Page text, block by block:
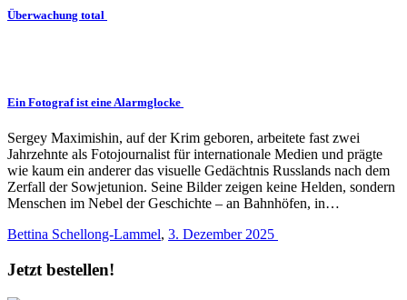
Überwachung total
Ein Fotograf ist eine Alarmglocke
Sergey Maximishin, auf der Krim geboren, arbeitete fast zwei
Jahrzehnte als Fotojournalist für internationale Medien und prägte
wie kaum ein anderer das visuelle Gedächtnis Russlands nach dem
Zerfall der Sowjetunion. Seine Bilder zeigen keine Helden, sondern
Menschen im Nebel der Geschichte – an Bahnhöfen, in…
Bettina Schellong-Lammel, 3. Dezember 2025
Jetzt bestellen!